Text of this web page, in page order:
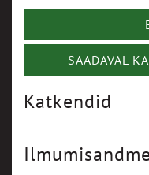
SAADAVAL
Katkendid